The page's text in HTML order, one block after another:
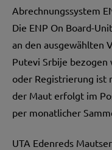
Abrechnungssystem
Die ENP On Board-
an den ausgewählten
Putevi Srbije
oder Registrierung ist
der Maut erfolgt im
per monatlicher
UTA Edenreds